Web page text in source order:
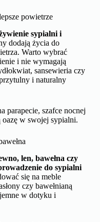
powietrze
sypialni i
dodają życia do
Warto wybrać
i nie wymagają
sansewieria czy
i naturalny
parapecie, szafce nocnej
w swojej sypialni.
len, bawełna czy
do sypialni
się na meble
czy bawełnianą
w dotyku i